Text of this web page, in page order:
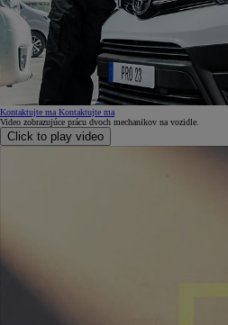
Kontaktujte ma Kontaktujte ma
Video zobrazujúce prácu dvoch mechanikov na vozidle.
Click to play video